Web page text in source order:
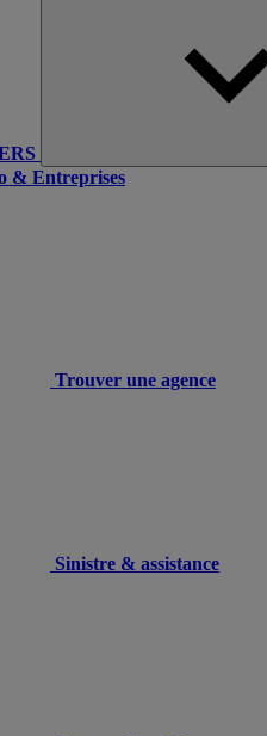
& Entreprises
Trouver une agence
Sinistre & assistance